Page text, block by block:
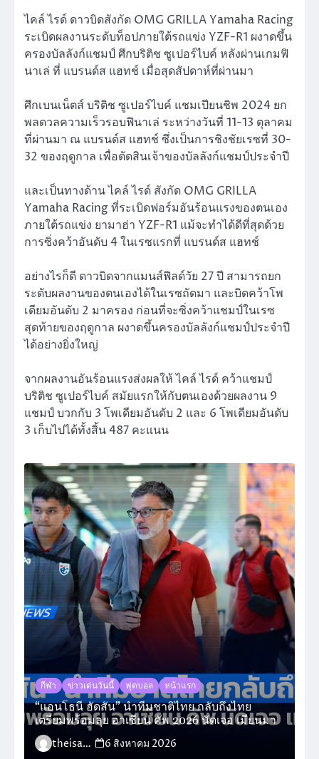
ไคล์ ไรด์ ดาวบิดสังกัด OMG GRILLA Yamaha Racing
ระเบิดผลงานระดับท็อปภายใต้รถแข่ง YZF-R1 ผงาดขึ้น
ครองบัลลังก์แชมป์ ศึกบริติช ซูเปอร์ไบค์ หลังผ่านเกมฟิ
นาเล่ ที่ แบรนด์ส แฮทช์ เมื่อสุดสัปดาห์ที่ผ่านมา
ศึกเบนเน็ตส์ บริติช ซูเปอร์ไบค์ แชมเปียนชิพ 2024 ยก
พลดวลความเร็วรอบฟินาเล่ ระหว่างวันที่ 11-13 ตุลาคม
ที่ผ่านมา ณ แบรนด์ส แฮทช์ ซึ่งเป็นการชิงชัยเรซที่ 30-
32 ของฤดูกาล เพื่อตัดสินเจ้าของบัลลังก์แชมป์ประจำปี
และเป็นทางด้าน ไคล์ ไรด์ สังกัด OMG GRILLA
Yamaha Racing ที่ระเบิดฟอร์มอันร้อนแรงของตนเอง
ภายใต้รถแข่ง ยามาฮ่า YZF-R1 แม้จะทำได้ดีที่สุดด้วย
การซิ่งคว้าอันดับ 4 ในเรซแรกที่ แบรนด์ส แฮทช์
อย่างไรก็ดี ดาวบิดจากแมนส์ฟิลด์วัย 27 ปี สามารถยก
ระดับผลงานของตนเองได้ในเรซถัดมา และบิดคว้าโพ
เดียมอันดับ 2 มาครอง ก่อนที่จะซิ่งคว้าแชมป์ในเรซ
สุดท้ายของฤดูกาล ผงาดขึ้นครองบัลลังก์แชมป์ประจำปี
ได้อย่างยิ่งใหญ่
จากผลงานอันร้อนแรงส่งผลให้ ไคล์ ไรด์ คว้าแชมป์
บริติช ซูเปอร์ไบค์ สมัยแรกให้กับตนเองด้วยผลงาน 9
แชมป์ บวกกับ 3 โพเดียมอันดับ 2 และ 6 โพเดียมอันดับ
3 เก็บไปได้ทั้งสิ้น 487 คะแนน
กีฬา ข่าวเด่นวันนี้ ฟุตบอล หน้าแรก
“แอนโธนี ฮัดสัน” นำทีมชาติไทย กลับถึงไทย
เตรียมพร้อมลุย อาเซียน คัพ 2026 นัดเจอ เมียนมา
theisara_admin 6 สิงหาคม 2026